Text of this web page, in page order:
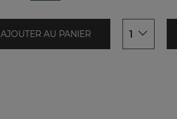
AJOUTER AU PANIER 1